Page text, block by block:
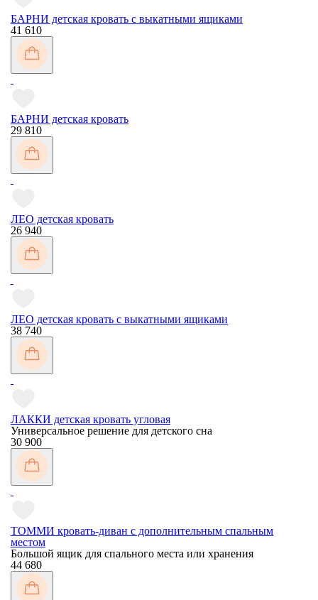
БАРНИ детская кровать с выкатными ящиками
41 610
БАРНИ детская кровать
29 810
ЛЕО детская кровать
26 940
ЛЕО детская кровать с выкатными ящиками
38 740
ЛАККИ детская кровать угловая
Универсальное решение для детского сна
30 900
ТОММИ кровать-диван с дополнительным спальным
местом
Большой ящик для спального места или хранения
44 680